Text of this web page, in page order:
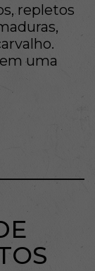
repletos
uma